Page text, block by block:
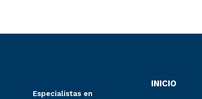
Especialistas en
INICIO